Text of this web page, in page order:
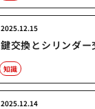
鍵交換とシリンダ
2025.12.15
知識
2025.12.14